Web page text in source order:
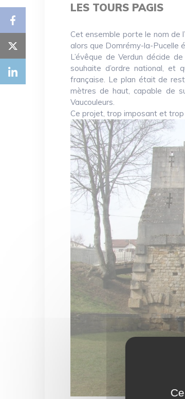
LES TOURS PAGIS
Cet ensemble porte le nom de
alors que Domrémy-la-Pucelle
L’évêque de Verdun décide
souhaite d’ordre national, et
française. Le plan était de
mètres de haut, capable de
Vaucouleurs.
Ce projet, trop imposant et